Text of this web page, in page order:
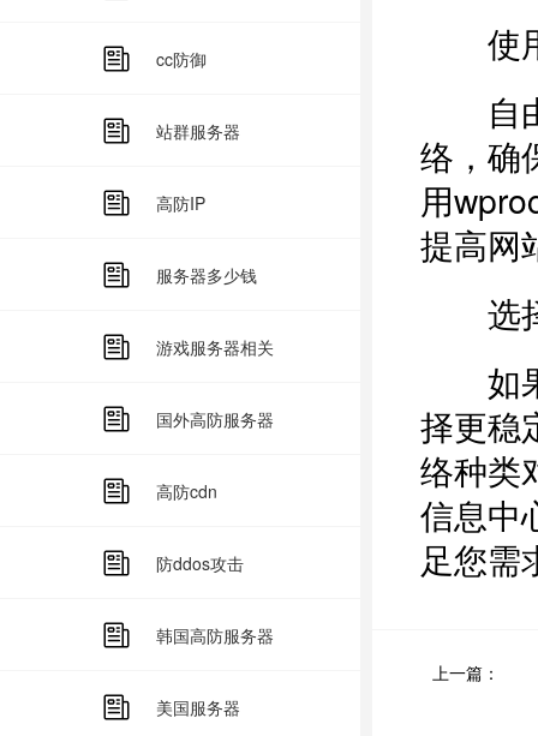
cc防御
站群服务器
高防IP
服务器多少钱
游戏服务器相关
国外高防服务器
高防cdn
防ddos攻击
韩国高防服务器
美国服务器
使用
自
络，确
用
提高网
选择
如果
择更稳
络种类
信息中
足您需
上一篇：